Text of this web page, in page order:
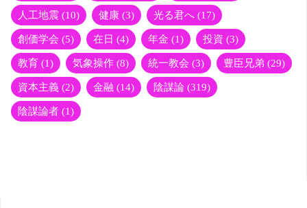
イ
ナ
の
人工地震 (10) 健康 (3) 光る君へ (17)
創価学会 (5) 在日 (4) 年金 (1) 投資 (3)
教育 (1) 気象操作 (8) 統一教会 (3) 豊臣兄弟 (29)
資本主義 (2) 金融 (14) 陰謀論 (319)
陰謀論者 (1)